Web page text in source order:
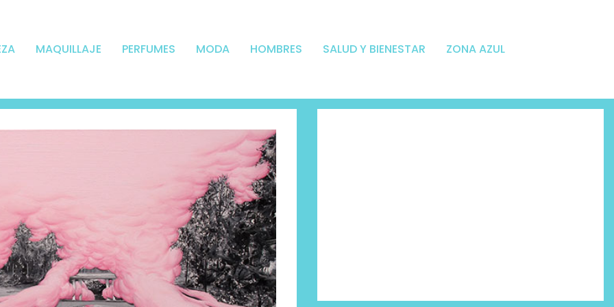
MAQUILLAJE PERFUMES MODA HOMBRES SALUD Y BIENESTAR ZONA AZUL